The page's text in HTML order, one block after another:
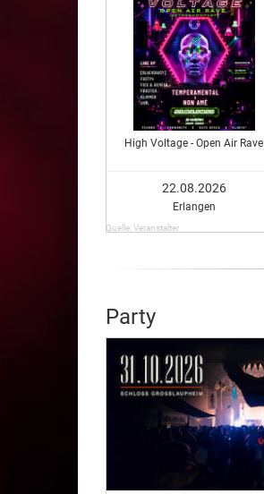
High Voltage - Open Air Rave
22.08.2026
Erlangen
Quelle: Veranstalter
Party